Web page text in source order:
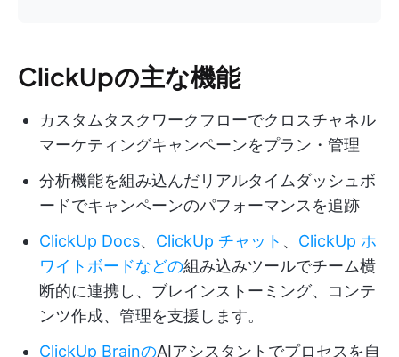
ClickUpの主な機能
カスタムタスクワークフローでクロスチャネル
マーケティングキャンペーンをプラン・管理
分析機能を組み込んだリアルタイムダッシュボ
ードでキャンペーンのパフォーマンスを追跡
ClickUp Docs、 ClickUp チャット 、 ClickUp ホ
ワイトボードなどの組み込みツールでチーム横
断的に連携し、ブレインストーミング、コンテ
ンツ作成、管理を支援します。
ClickUp BrainのAIアシスタントでプロセスを自